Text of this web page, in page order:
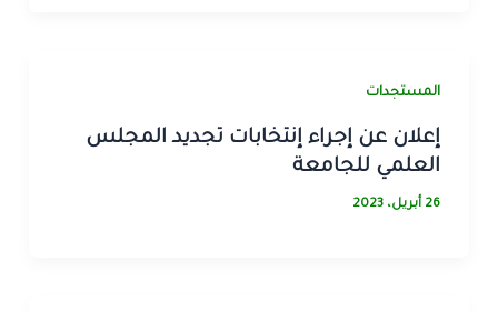
المستجدات
إعلان عن إجراء إنتخابات تجديد المجلس
العلمي للجامعة
26 أبريل، 2023